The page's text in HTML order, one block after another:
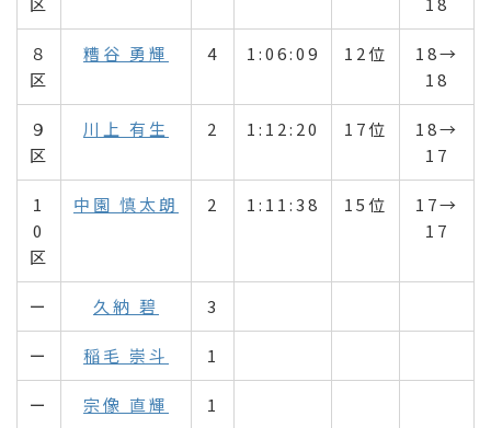
８
区
糟谷 勇輝 4 1:06:09 12位
18→
18
９
区
川上 有生 2 1:12:20 17位
18→
17
1
0
区
中園 慎太朗 2 1:11:38 15位
17→
17
ー 久納 碧 3
ー 稲毛 崇斗 1
ー 宗像 直輝 1